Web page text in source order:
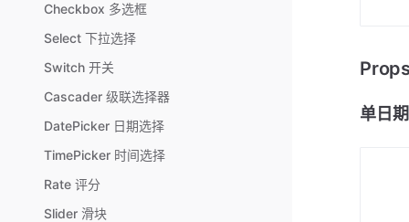
Checkbox 多选框
Select 下拉选择
Switch 开关
Cascader 级联选择器
DatePicker 日期选择
TimePicker 时间选择
Rate 评分
Slider 滑块
单日